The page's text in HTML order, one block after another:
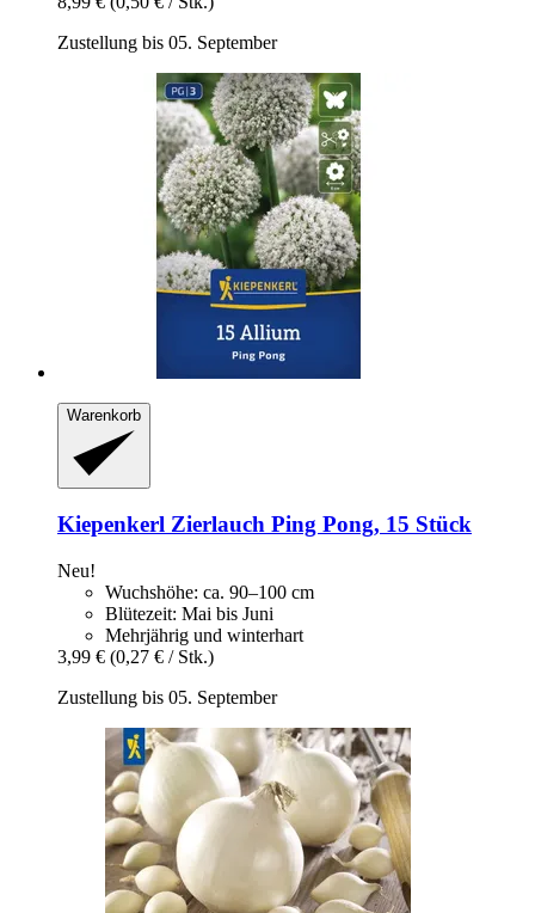
Zustellung bis 05. September
Warenkorb
Kiepenkerl Zierlauch Ping Pong, 15 Stück
Neu!
Wuchshöhe: ca. 90–100 cm
Blütezeit: Mai bis Juni
Mehrjährig und winterhart
3,99 € (0,27 € / Stk.)
Zustellung bis 05. September